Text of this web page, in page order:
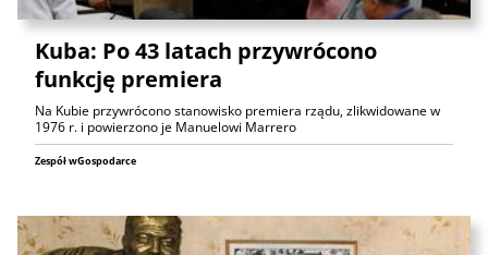
Kuba: Po 43 latach przywrócono
funkcję premiera
Na Kubie przywrócono stanowisko premiera rządu, zlikwidowane w
1976 r. i powierzono je Manuelowi Marrero
Zespół wGospodarce